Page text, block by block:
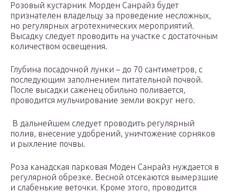
Розовый кустарник Морден Санрайз будет
признателен владельцу за проведение несложных,
но регулярных агротехнических мероприятий.
Высадку следует проводить на участке с достаточным
количеством освещения.
Глубина посадочной лунки – до 70 сантиметров, с
последующим заполнением питательной почвой.
После высадки саженец обильно поливается,
проводится мульчирование земли вокруг него.
В дальнейшем следует проводить регулярный
полив, внесение удобрений, уничтожение сорняков
и рыхление почвы.
Роза канадская парковая Моден Санрайз нуждается в
регулярной обрезке. Весной отсекаются вымерзшие
и слабенькие веточки. Кроме этого, проводится